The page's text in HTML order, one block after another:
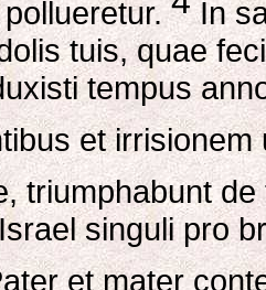
In
tuis, quae
tempus
et
triumphabunt
singuli pro
et mater